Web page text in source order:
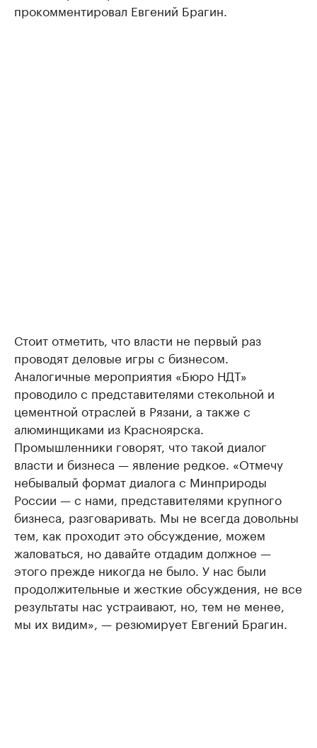
прокомментировал Евгений Брагин.
Стоит отметить, что власти не первый раз
проводят деловые игры с бизнесом.
Аналогичные мероприятия «Бюро НДТ»
проводило с представителями стекольной и
цементной отраслей в Рязани, а также с
алюминщиками из Красноярска.
Промышленники говорят, что такой диалог
власти и бизнеса — явление редкое. «Отмечу
небывалый формат диалога с Минприроды
России — с нами, представителями крупного
бизнеса, разговаривать. Мы не всегда довольны
тем, как проходит это обсуждение, можем
жаловаться, но давайте отдадим должное —
этого прежде никогда не было. У нас были
продолжительные и жесткие обсуждения, не все
результаты нас устраивают, но, тем не менее,
мы их видим», — резюмирует Евгений Брагин.